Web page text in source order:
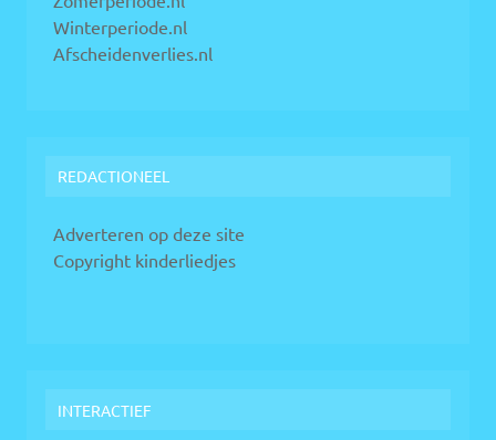
Winterperiode.nl
Afscheidenverlies.nl
REDACTIONEEL
Adverteren op deze site
Copyright kinderliedjes
INTERACTIEF